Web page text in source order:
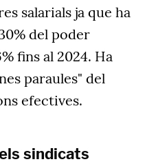
salarials ja que ha
del poder
fins al 2024. Ha
paraules" del
efectives.
sindicats